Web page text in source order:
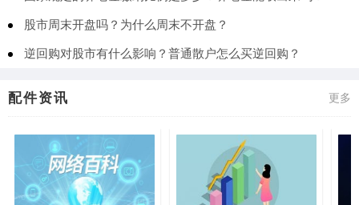
股市周末开盘吗？为什么周末不开盘？
逆回购对股市有什么影响？普通散户怎么买逆回购？
配件资讯 更多